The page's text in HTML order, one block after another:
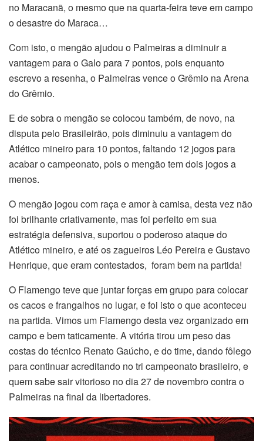
no Maracanã, o mesmo que na quarta-feira teve em campo
o desastre do Maraca…
Com isto, o mengão ajudou o Palmeiras a diminuir a
vantagem para o Galo para 7 pontos, pois enquanto
escrevo a resenha, o Palmeiras vence o Grêmio na Arena
do Grêmio.
E de sobra o mengão se colocou também, de novo, na
disputa pelo Brasileirão, pois diminuiu a vantagem do
Atlético mineiro para 10 pontos, faltando 12 jogos para
acabar o campeonato, pois o mengão tem dois jogos a
menos.
O mengão jogou com raça e amor à camisa, desta vez não
foi brilhante criativamente, mas foi perfeito em sua
estratégia defensiva, suportou o poderoso ataque do
Atlético mineiro, e até os zagueiros Léo Pereira e Gustavo
Henrique, que eram contestados, foram bem na partida!
O Flamengo teve que juntar forças em grupo para colocar
os cacos e frangalhos no lugar, e foi isto o que aconteceu
na partida. Vimos um Flamengo desta vez organizado em
campo e bem taticamente. A vitória tirou um peso das
costas do técnico Renato Gaúcho, e do time, dando fôlego
para continuar acreditando no tri campeonato brasileiro, e
quem sabe sair vitorioso no dia 27 de novembro contra o
Palmeiras na final da libertadores.